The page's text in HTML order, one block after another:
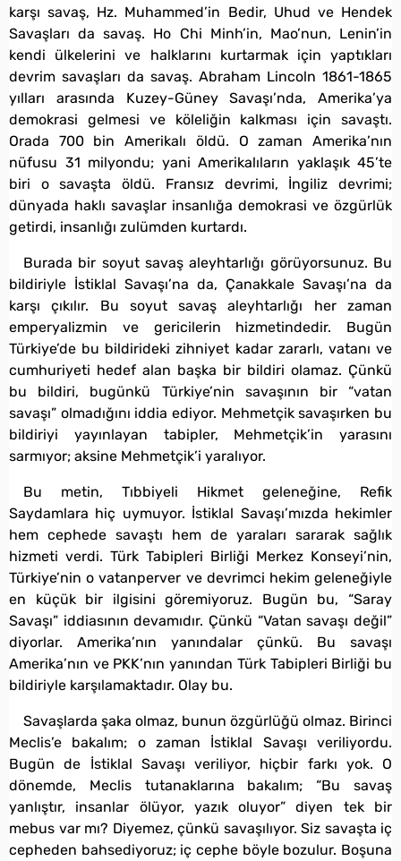
karşı savaş, Hz. Muhammed’in Bedir, Uhud ve Hendek
Savaşları da savaş. Ho Chi Minh’in, Mao’nun, Lenin’in
kendi ülkelerini ve halklarını kurtarmak için yaptıkları
devrim savaşları da savaş. Abraham Lincoln 1861-1865
yılları arasında Kuzey-Güney Savaşı’nda, Amerika’ya
demokrasi gelmesi ve köleliğin kalkması için savaştı.
Orada 700 bin Amerikalı öldü. O zaman Amerika’nın
nüfusu 31 milyondu; yani Amerikalıların yaklaşık 45’te
biri o savaşta öldü. Fransız devrimi, İngiliz devrimi;
dünyada haklı savaşlar insanlığa demokrasi ve özgürlük
getirdi, insanlığı zulümden kurtardı.
Burada bir soyut savaş aleyhtarlığı görüyorsunuz. Bu
bildiriyle İstiklal Savaşı’na da, Çanakkale Savaşı’na da
karşı çıkılır. Bu soyut savaş aleyhtarlığı her zaman
emperyalizmin ve gericilerin hizmetindedir. Bugün
Türkiye’de bu bildirideki zihniyet kadar zararlı, vatanı ve
cumhuriyeti hedef alan başka bir bildiri olamaz. Çünkü
bu bildiri, bugünkü Türkiye’nin savaşının bir “vatan
savaşı” olmadığını iddia ediyor. Mehmetçik savaşırken bu
bildiriyi yayınlayan tabipler, Mehmetçik’in yarasını
sarmıyor; aksine Mehmetçik’i yaralıyor.
Bu metin, Tıbbiyeli Hikmet geleneğine, Refik
Saydamlara hiç uymuyor. İstiklal Savaşı’mızda hekimler
hem cephede savaştı hem de yaraları sararak sağlık
hizmeti verdi. Türk Tabipleri Birliği Merkez Konseyi’nin,
Türkiye’nin o vatanperver ve devrimci hekim geleneğiyle
en küçük bir ilgisini göremiyoruz. Bugün bu, “Saray
Savaşı” iddiasının devamıdır. Çünkü “Vatan savaşı değil”
diyorlar. Amerika’nın yanındalar çünkü. Bu savaşı
Amerika’nın ve PKK’nın yanından Türk Tabipleri Birliği bu
bildiriyle karşılamaktadır. Olay bu.
Savaşlarda şaka olmaz, bunun özgürlüğü olmaz. Birinci
Meclis’e bakalım; o zaman İstiklal Savaşı veriliyordu.
Bugün de İstiklal Savaşı veriliyor, hiçbir farkı yok. O
dönemde, Meclis tutanaklarına bakalım; “Bu savaş
yanlıştır, insanlar ölüyor, yazık oluyor” diyen tek bir
mebus var mı? Diyemez, çünkü savaşılıyor. Siz savaşta iç
cepheden bahsediyoruz; iç cephe böyle bozulur. Boşuna